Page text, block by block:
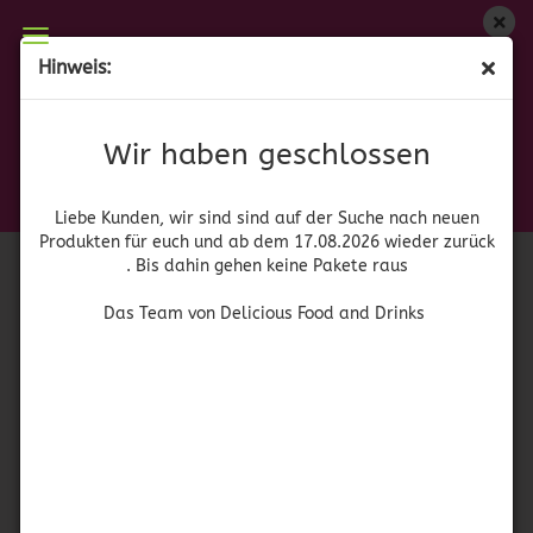
Hinweis:
Wir haben geschlossen
Liebe Kunden, wir sind sind auf der Suche nach neuen
Produkten für euch und ab dem 17.08.2026 wieder zurück
. Bis dahin gehen keine Pakete raus
Das Team von Delicious Food and Drinks
Wir haben geschlossen
zurück. Bis dahin gehen keine Pakete raus
Das Team von Delicious Food and Drinks
42109)
Betty